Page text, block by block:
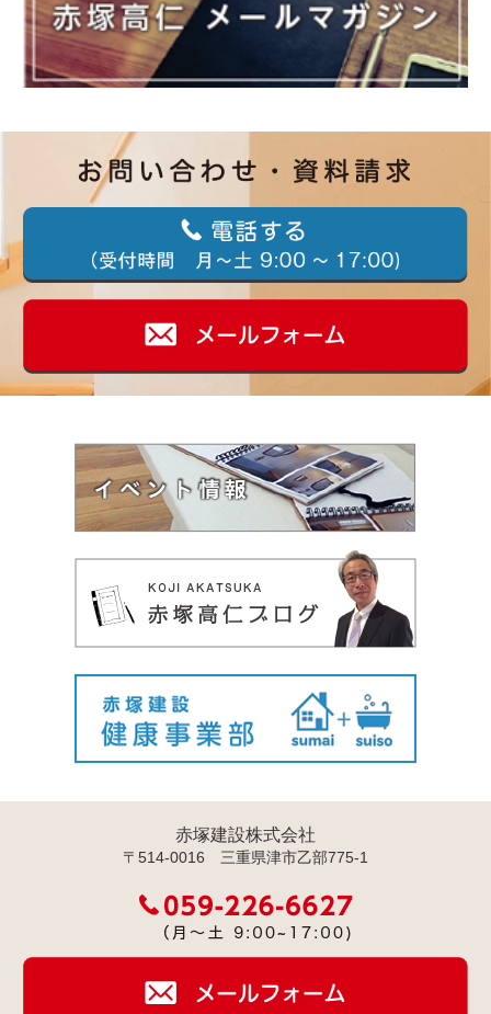
赤塚建設株式会社
〒514-0016 三重県津市乙部775-1